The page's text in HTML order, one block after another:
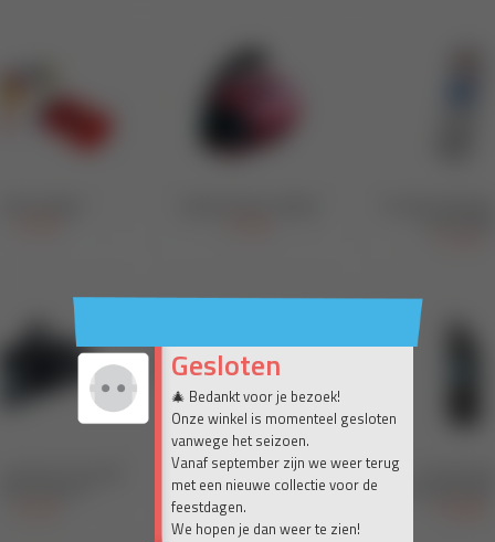
Gesloten
🎄 Bedankt voor je bezoek!
Onze winkel is momenteel gesloten
vanwege het seizoen.
Vanaf september zijn we weer terug
met een nieuwe collectie voor de
feestdagen.
We hopen je dan weer te zien!